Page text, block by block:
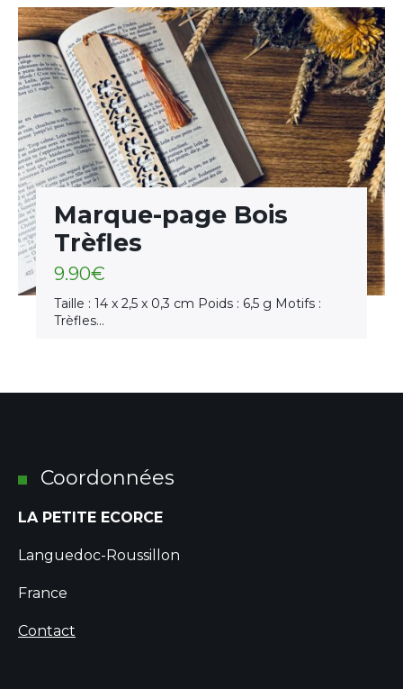
Marque-page Bois
Trèfles
9.90€
Taille : 14 x 2,5 x 0,3 cm Poids : 6,5 g Motifs :
Trèfles…
Coordonnées
LA PETITE ECORCE
Languedoc-Roussillon
France
Contact